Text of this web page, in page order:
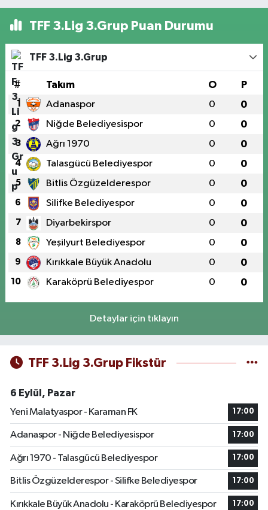
TFF 3.Lig 3.Grup Puan Durumu
TFF 3.Lig 3.Grup
# Takım O P
1 Adanaspor 0 0
2 Niğde Belediyesispor 0 0
3 Ağrı 1970 0 0
4 Talasgücü Belediyespor 0 0
5 Bitlis Özgüzelderespor 0 0
6 Silifke Belediyespor 0 0
7 Diyarbekirspor 0 0
8 Yeşilyurt Belediyespor 0 0
9 Kırıkkale Büyük Anadolu 0 0
10 Karaköprü Belediyespor 0 0
Detaylar için tıklayın
TFF 3.Lig 3.Grup Fikstür
6 Eylül, Pazar
Yeni Malatyaspor - Karaman FK
17:00
Adanaspor - Niğde Belediyesispor 17:00
Ağrı 1970 - Talasgücü Belediyespor 17:00
Bitlis Özgüzelderespor - Silifke Belediyespor 17:00
Kırıkkale Büyük Anadolu - Karaköprü Belediyespor 17:00